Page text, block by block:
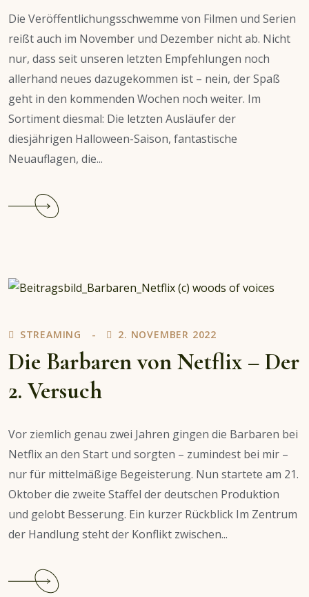
Die Veröffentlichungsschwemme von Filmen und Serien
reißt auch im November und Dezember nicht ab. Nicht
nur, dass seit unseren letzten Empfehlungen noch
allerhand neues dazugekommen ist – nein, der Spaß
geht in den kommenden Wochen noch weiter. Im
Sortiment diesmal: Die letzten Ausläufer der
diesjährigen Halloween-Saison, fantastische
Neuauflagen, die...
November/Dezember
STREAMING 2. NOVEMBER 2022
Die Barbaren von Netflix – Der
2. Versuch
Vor ziemlich genau zwei Jahren gingen die Barbaren bei
Netflix an den Start und sorgten – zumindest bei mir –
nur für mittelmäßige Begeisterung. Nun startete am 21.
Oktober die zweite Staffel der deutschen Produktion
und gelobt Besserung. Ein kurzer Rückblick Im Zentrum
der Handlung steht der Konflikt zwischen...